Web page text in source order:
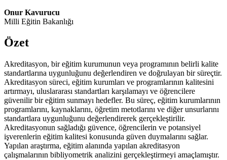
Onur Kavurucu
Milli Eğitin Bakanlığı
Özet
Akreditasyon, bir eğitim kurumunun veya programının belirli kalite
standartlarına uygunluğunu değerlendiren ve doğrulayan bir süreçtir.
Akreditasyon süreci, eğitim kurumları ve programlarının kalitesini
artırmayı, uluslararası standartları karşılamayı ve öğrencilere
güvenilir bir eğitim sunmayı hedefler. Bu süreç, eğitim kurumlarının
programlarını, kaynaklarını, öğretim metotlarını ve diğer unsurlarını
standartlara uygunluğunu değerlendirerek gerçekleştirilir.
Akreditasyonun sağladığı güvence, öğrencilerin ve potansiyel
işverenlerin eğitim kalitesi konusunda güven duymalarını sağlar.
Yapılan araştırma, eğitim alanında yapılan akreditasyon
çalışmalarının bibliyometrik analizini gerçekleştirmeyi amaçlamıştır.